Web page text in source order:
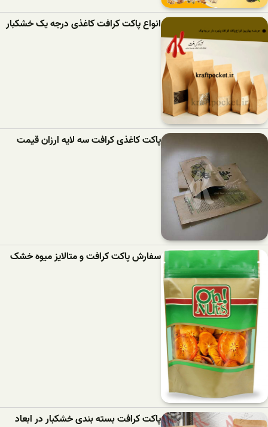
انواع پاکت کرافت کاغذی درجه یک خشکبار
پاکت کاغذی کرافت سه لایه ارزان قیمت
سفارش پاکت کرافت و متالایز میوه خشک
پاکت کرافت بسته بندی خشکبار در ابعاد